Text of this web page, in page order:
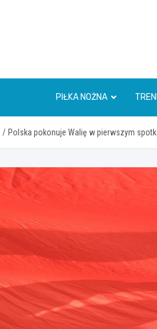
PIŁKA NOŻNA
Polska pokonuje Walię w pierwszym